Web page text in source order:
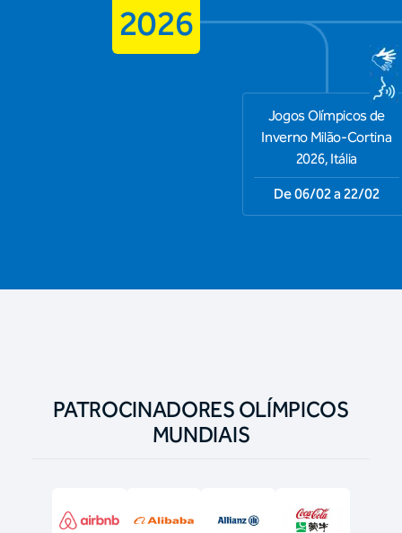
2026
Jogos Olímpicos de
Inverno Milão-Cortina
2026, Itália
De 06/02 a 22/02
PATROCINADORES OLÍMPICOS
MUNDIAIS